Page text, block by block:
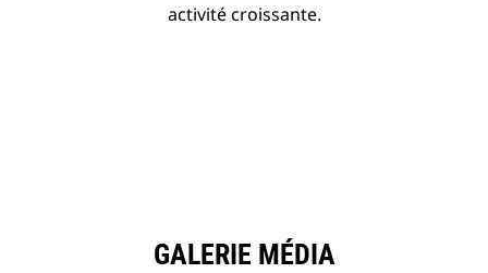
activité croissante.
GALERIE MÉDIA